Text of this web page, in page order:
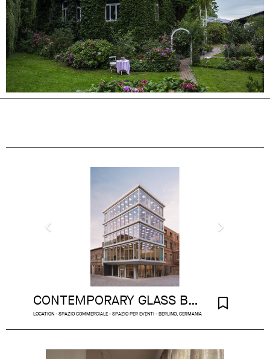
CONTEMPORARY GLASS BUILDING ON THE SPREE
LOCATION - SPAZIO COMMERCIALE - SPAZIO PER EVENTI - BERLINO, GERMANIA